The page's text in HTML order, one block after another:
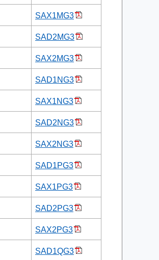
SAX1MG3
SAD2MG3
SAX2MG3
SAD1NG3
SAX1NG3
SAD2NG3
SAX2NG3
SAD1PG3
SAX1PG3
SAD2PG3
SAX2PG3
SAD1QG3